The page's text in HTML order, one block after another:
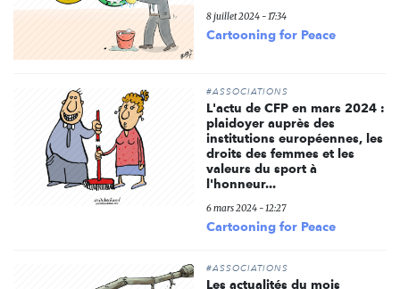
8 juillet 2024 - 17:34
Cartooning for Peace
#ASSOCIATIONS
L'actu de CFP en mars 2024 :
plaidoyer auprès des
institutions européennes, les
droits des femmes et les
valeurs du sport à
l'honneur...
6 mars 2024 - 12:27
Cartooning for Peace
#ASSOCIATIONS
Les actualités du mois